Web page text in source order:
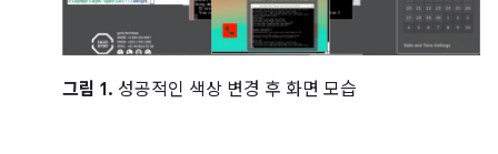
그림 1. 성공적인 색상 변경 후 화면 모습